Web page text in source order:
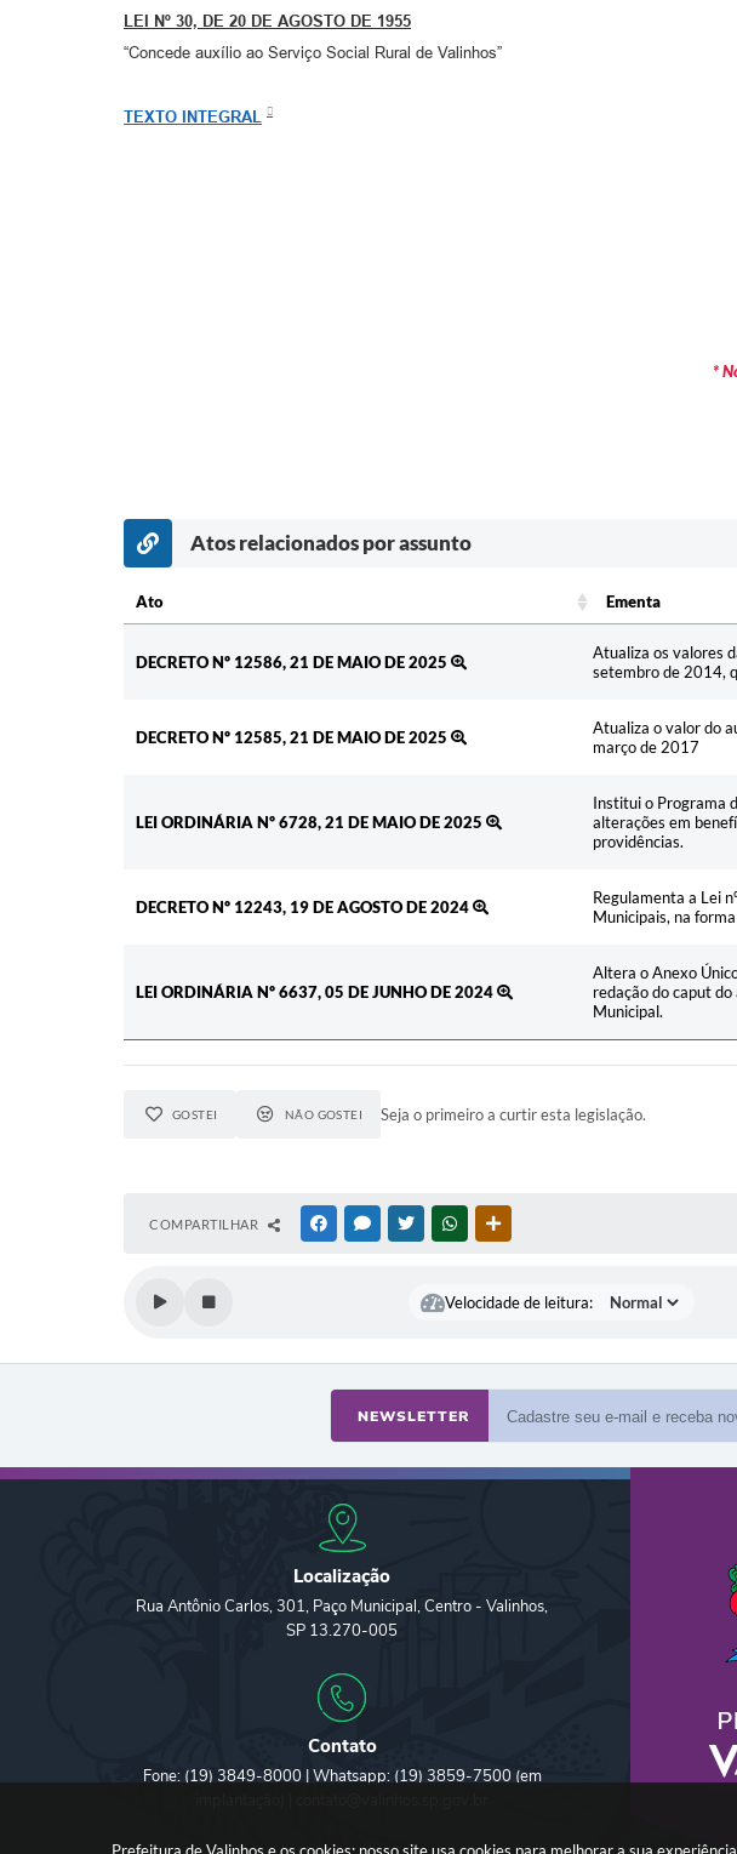
LEI Nº 30, DE 20 DE AGOSTO DE 1955
“Concede auxílio ao Serviço Social Rural de Valinhos”
TEXTO INTEGRAL
*
Atos relacionados por assunto
Ato Ementa
DECRETO Nº 12586, 21 DE MAIO DE 2025
Atualiza os valores
setembro de 2014,
DECRETO Nº 12585, 21 DE MAIO DE 2025
Atualiza o valor do
março de 2017
LEI ORDINÁRIA Nº 6728, 21 DE MAIO DE 2025
Institui o Programa
alterações em
providências.
DECRETO Nº 12243, 19 DE AGOSTO DE 2024
Regulamenta a Lei
Municipais, na
LEI ORDINÁRIA Nº 6637, 05 DE JUNHO DE 2024
Altera o Anexo
redação do caput
Municipal.
GOSTEI NÃO GOSTEI Seja o primeiro a curtir esta legislação.
COMPARTILHAR FACEBOOKMESSENGER
TWITTERWHATSAPP
Velocidade de leitura:
NEWSLETTER
Localização
Rua Antônio Carlos, 301, Paço Municipal, Centro - Valinhos,
SP 13.270-005
Contato
Fone: (19) 3849-8000 | Whatsapp: (19) 3859-7500 (em